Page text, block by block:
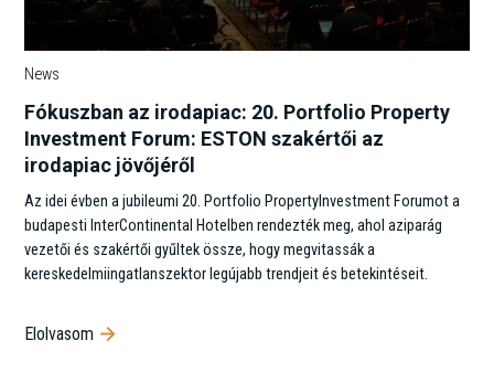
News
Fókuszban az irodapiac: 20. Portfolio Property
Investment Forum: ESTON szakértői az
irodapiac jövőjéről
Az idei évben a jubileumi 20. Portfolio PropertyInvestment Forumot a
budapesti InterContinental Hotelben rendezték meg, ahol aziparág
vezetői és szakértői gyűltek össze, hogy megvitassák a
kereskedelmiingatlanszektor legújabb trendjeit és betekintéseit.
Elolvasom